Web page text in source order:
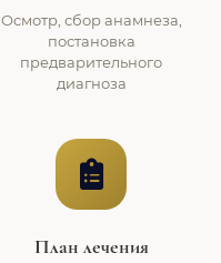
Осмотр, сбор анамнеза,
постановка
предварительного
диагноза
План лечения